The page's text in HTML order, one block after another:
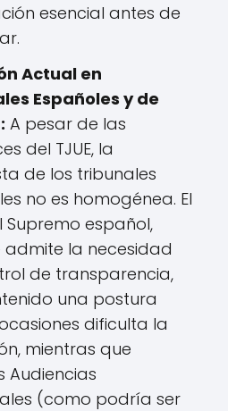
esencial antes de
Actual en
Españoles y de
A pesar de las
del TJUE, la
de los tribunales
no es homogénea. El
Supremo español,
admite la necesidad
de transparencia,
una postura
dificulta la
mientras que
Audiencias
(como podría ser